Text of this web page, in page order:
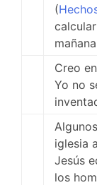
(
Creo
Yo no
iglesia
Jesús
los